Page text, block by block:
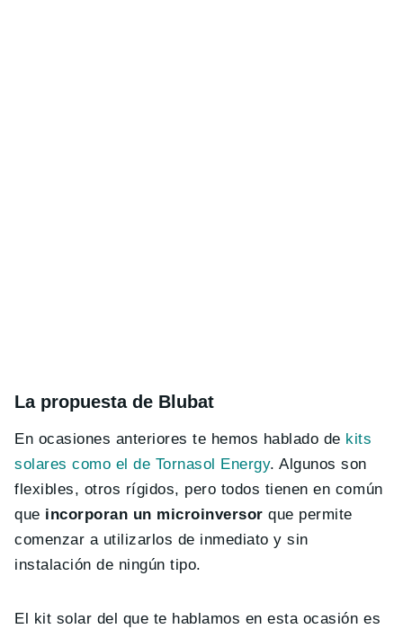
La propuesta de Blubat
En ocasiones anteriores te hemos hablado de kits
solares como el de Tornasol Energy. Algunos son
flexibles, otros rígidos, pero todos tienen en común
que incorporan un microinversor que permite
comenzar a utilizarlos de inmediato y sin
instalación de ningún tipo.
El kit solar del que te hablamos en esta ocasión es